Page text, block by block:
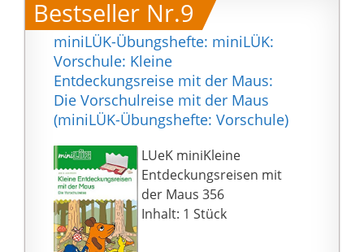
Heftleistung von bis zu
20 Blatt (64g/m²
Papier): Trotz der
kleinen, handlichen
Form bewältigt das
Heftgerät auch größere
Heftarbeiten
Vereinfachtes
Nachfüllen von
Klammern: Das Top-
Ladesystem lässt sich
Bestseller Nr.9
miniLÜK-Übungshefte: miniLÜK:
Vorschule: Kleine
Entdeckungsreise mit der Maus:
Die Vorschulreise mit der Maus
(miniLÜK-Übungshefte: Vorschule)
LUeK miniKleine
Entdeckungsreisen mit
der Maus 356
Inhalt: 1 Stück